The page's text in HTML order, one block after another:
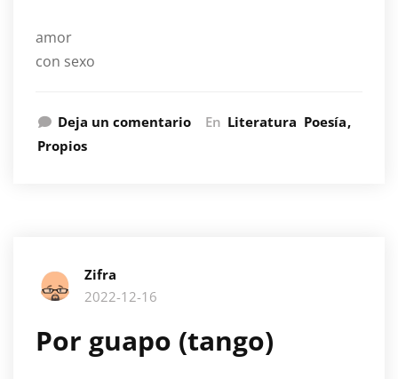
amor
con sexo
Deja un comentario En Literatura Poesía
Propios
Zifra
2022-12-16
Por guapo (tango)